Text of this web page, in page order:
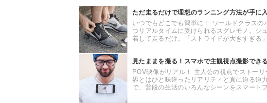
ただ走るだけで理想のランニング方法が手に
いつでもどこでも簡単に！ ワールドクラス
つリアルタイムに受けられるスグレモノ。シ
着して走るだけ。「ストライドが大きすぎる
見たままを撮る！スマホで主観視点撮影でき
POV映像がリアル！ 主人公の視点でストー
界とはひと味違ったリアリティと真に迫る迫
で、普段の生活のいろんなシーンをスマート